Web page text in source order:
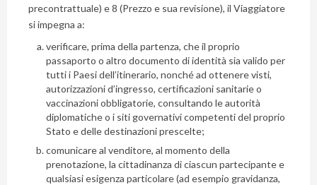
precontrattuale) e 8 (Prezzo e sua revisione), il Viaggiatore
si impegna a:
verificare, prima della partenza, che il proprio
passaporto o altro documento di identità sia valido per
tutti i Paesi dell’itinerario, nonché ad ottenere visti,
autorizzazioni d’ingresso, certificazioni sanitarie o
vaccinazioni obbligatorie, consultando le autorità
diplomatiche o i siti governativi competenti del proprio
Stato e delle destinazioni prescelte;
comunicare al venditore, al momento della
prenotazione, la cittadinanza di ciascun partecipante e
qualsiasi esigenza particolare (ad esempio gravidanza,